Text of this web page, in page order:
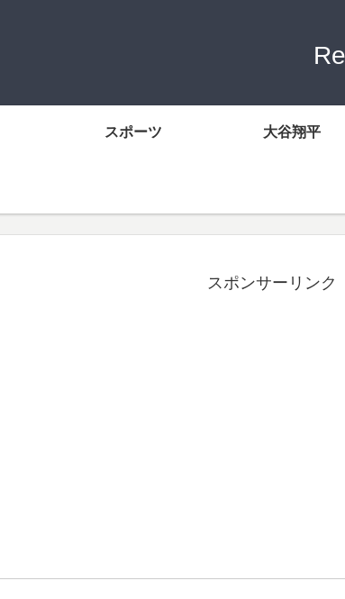
スポーツ 大谷翔平
スポンサーリンク